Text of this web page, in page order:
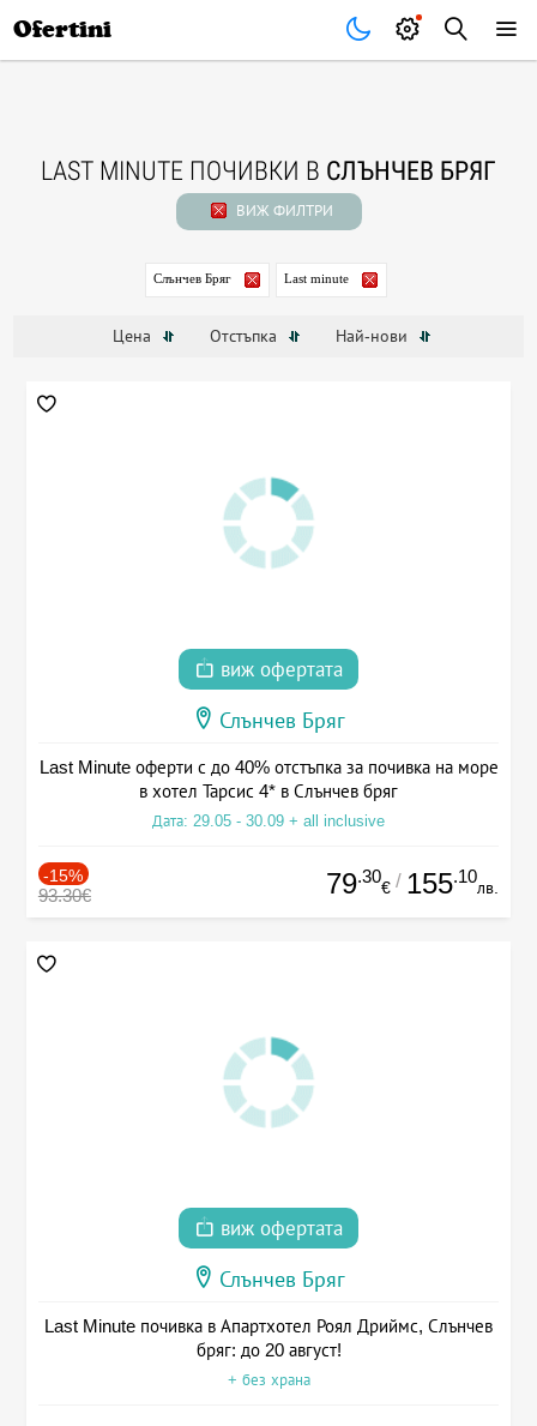
Ofertini
LAST MINUTE ПОЧИВКИ В СЛЪНЧЕВ БРЯГ
ВИЖ ФИЛТРИ
Слънчев Бряг Last minute
Цена Отстъпка Най-нови
виж офертата
Слънчев Бряг
Last Minute оферти с до 40% отстъпка за почивка на море
в хотел Тарсис 4* в Слънчев бряг
Дата: 29.05 - 30.09 + all inclusive
-15%
93.30€ 79.30
€ / 155.10
лв.
виж офертата
Слънчев Бряг
Last Minute почивка в Апартхотел Роял Дриймс, Слънчев
бряг: до 20 август!
+ без храна